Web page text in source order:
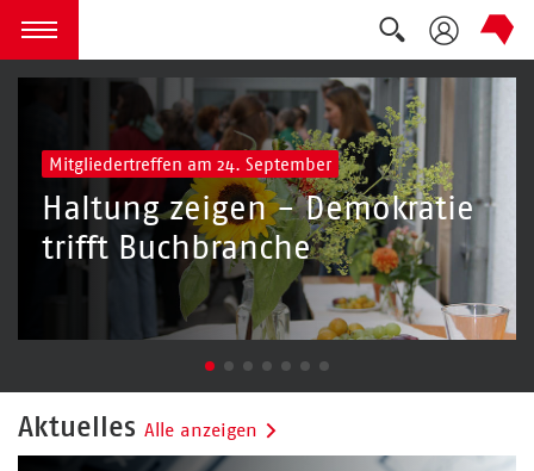
zum Inhalt springen
Menü öffnen
Suche
Regionalgeschäftsstelle NRW
Mitgliedertreffen am 24. September
Haltung zeigen - Demokratie
trifft Buchbranche
Aktuelles Alle anzeigen